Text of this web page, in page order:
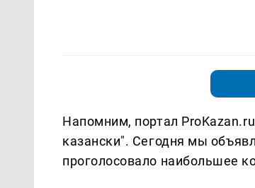
Напомним, портал
казански". Сегодня мы о
проголосовало наибольшее